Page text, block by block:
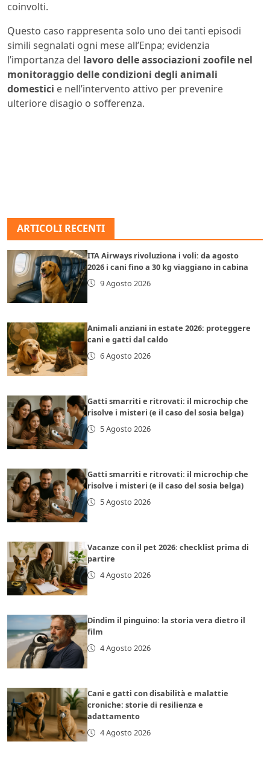
coinvolti.
Questo caso rappresenta solo uno dei tanti episodi
simili segnalati ogni mese all’Enpa; evidenzia
l’importanza del lavoro delle associazioni zoofile nel
monitoraggio delle condizioni degli animali
domestici e nell’intervento attivo per prevenire
ulteriore disagio o sofferenza.
ARTICOLI RECENTI
ITA Airways rivoluziona i voli: da agosto
2026 i cani fino a 30 kg viaggiano in cabina
9 Agosto 2026
Animali anziani in estate 2026: proteggere
cani e gatti dal caldo
6 Agosto 2026
Gatti smarriti e ritrovati: il microchip che
risolve i misteri (e il caso del sosia belga)
5 Agosto 2026
Gatti smarriti e ritrovati: il microchip che
risolve i misteri (e il caso del sosia belga)
5 Agosto 2026
Vacanze con il pet 2026: checklist prima di
partire
4 Agosto 2026
Dindim il pinguino: la storia vera dietro il
film
4 Agosto 2026
Cani e gatti con disabilità e malattie
croniche: storie di resilienza e
adattamento
4 Agosto 2026